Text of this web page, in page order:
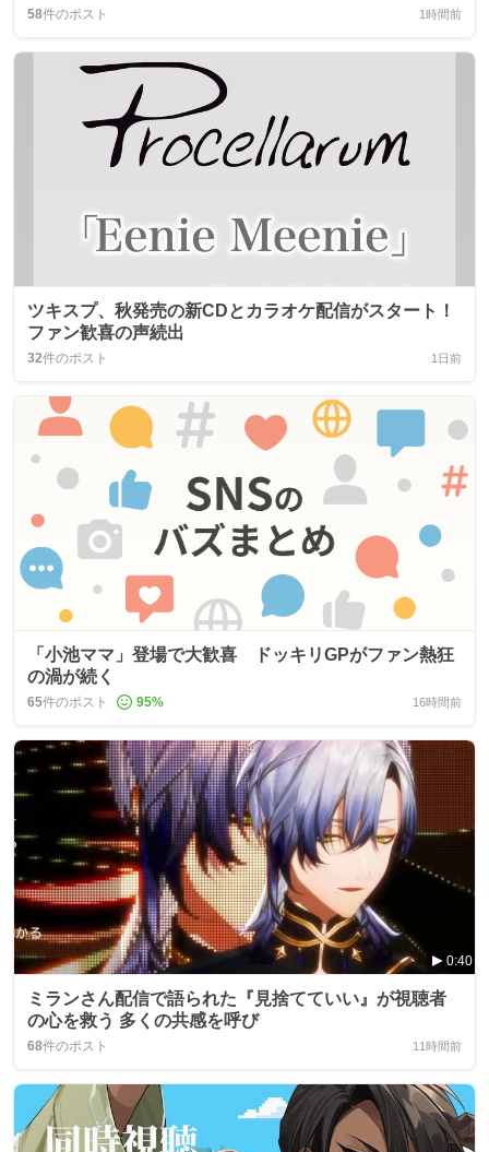
58件のポスト 1時間前
ツキスプ、秋発売の新CDとカラオケ配信がスタート！
ファン歓喜の声続出
32件のポスト 1日前
「小池ママ」登場で大歓喜 ドッキリGPがファン熱狂
の渦が続く
65件のポスト 95% 16時間前
0:40
ミランさん配信で語られた『見捨てていい』が視聴者
の心を救う 多くの共感を呼び
68件のポスト 11時間前